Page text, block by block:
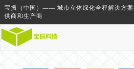
宝振（中国）—— 城市立体绿化全程解决方案
供商和生产商